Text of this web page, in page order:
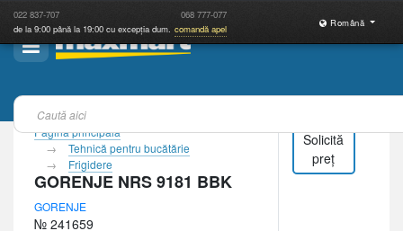
022 837-707 068 777-077
de la 9:00 până la 19:00 cu excepția dum. comandă apel
Română
Pagina principală
Tehnică pentru bucătărie
Frigidere
GORENJE NRS 9181 BBK
GORENJE
№ 241659
Solicită
preț